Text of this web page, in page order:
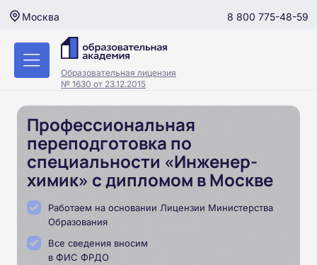
Москва 8 800 775-48-59
Образовательная лицензия
№ 1630 от 23.12.2015
Профессиональная
переподготовка по
специальности «Инженер-
химик» с дипломом в Москве
Работаем на основании Лицензии Министерства
Образования
Все сведения вносим
в ФИС ФРДО